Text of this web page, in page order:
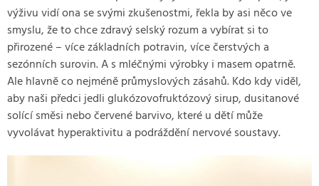
výživu vidí ona se svými zkušenostmi, řekla by asi něco ve
smyslu, že to chce zdravý selský rozum a vybírat si to
přirozené – více základních potravin, více čerstvých a
sezónních surovin. A s mléčnými výrobky i masem opatrně.
Ale hlavně co nejméně průmyslových zásahů. Kdo kdy viděl,
aby naši předci jedli glukózovofruktózový sirup, dusitanové
solící směsi nebo červené barvivo, které u dětí může
vyvolávat hyperaktivitu a podráždění nervové soustavy.